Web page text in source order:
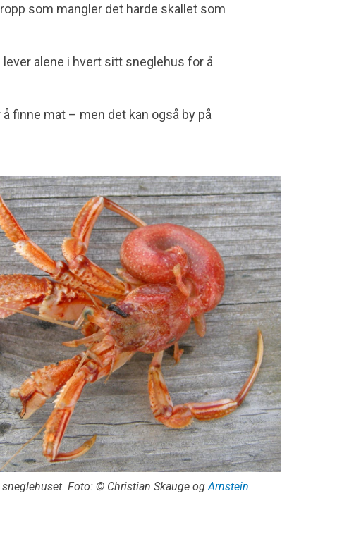
som mangler det harde skallet som
alene i hvert sitt sneglehus for å
finne mat – men det kan også by på
Foto: © Christian Skauge og Arnstein